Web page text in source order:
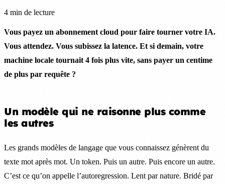
4 min de lecture
Vous payez un abonnement cloud pour faire tourner votre IA.
Vous attendez. Vous subissez la latence. Et si demain, votre
machine locale tournait 4 fois plus vite, sans payer un centime
de plus par requête ?
Un modèle qui ne raisonne plus comme
les autres
Les grands modèles de langage que vous connaissez génèrent du
texte mot après mot. Un token. Puis un autre. Puis encore un autre.
C’est ce qu’on appelle l’autoregression. Lent par nature. Bridé par